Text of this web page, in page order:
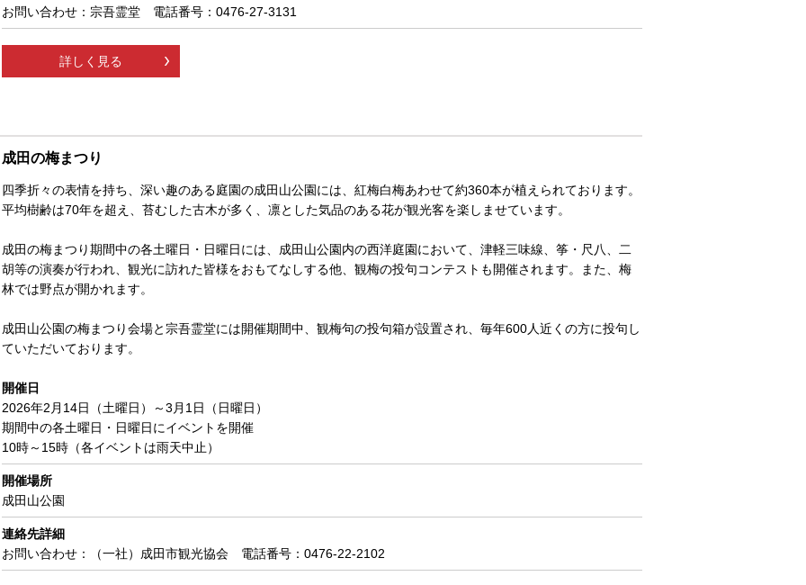
お問い合わせ：宗吾霊堂 電話番号：0476-27-3131
詳しく見る
成田の梅まつり
四季折々の表情を持ち、深い趣のある庭園の成田山公園には、紅梅白梅あわせて約360本が植えられております。
平均樹齢は70年を超え、苔むした古木が多く、凛とした気品のある花が観光客を楽しませています。
成田の梅まつり期間中の各土曜日・日曜日には、成田山公園内の西洋庭園において、津軽三味線、筝・尺八、二
胡等の演奏が行われ、観光に訪れた皆様をおもてなしする他、観梅の投句コンテストも開催されます。また、梅
林では野点が開かれます。
成田山公園の梅まつり会場と宗吾霊堂には開催期間中、観梅句の投句箱が設置され、毎年600人近くの方に投句し
ていただいております。
開催日
2026年2月14日（土曜日）～3月1日（日曜日）
期間中の各土曜日・日曜日にイベントを開催
10時～15時（各イベントは雨天中止）
開催場所
成田山公園
連絡先詳細
お問い合わせ：（一社）成田市観光協会 電話番号：0476-22-2102